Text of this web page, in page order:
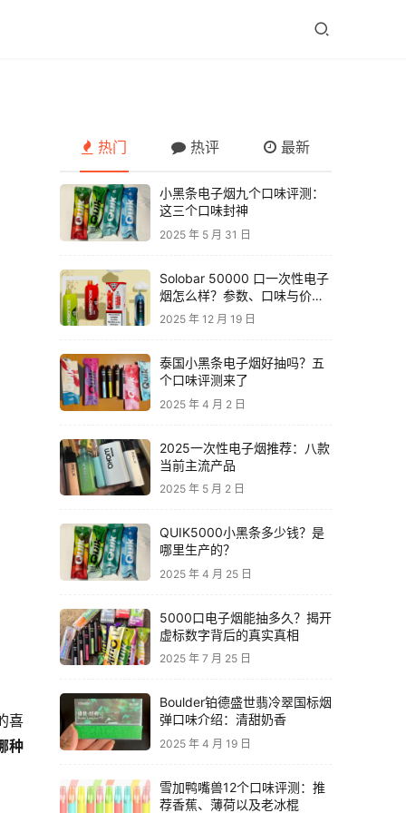
喜
种
热门 热评 最新
小黑条电子烟九个口味评测：
这三个口味封神
2025 年 5 月 31 日
Solobar 50000 口一次性电子
烟怎么样？参数、口味与价格
解析
2025 年 12 月 19 日
泰国小黑条电子烟好抽吗？五
个口味评测来了
2025 年 4 月 2 日
2025一次性电子烟推荐：八款
当前主流产品
2025 年 5 月 2 日
QUIK5000小黑条多少钱？是
哪里生产的？
2025 年 4 月 25 日
5000口电子烟能抽多久？揭开
虚标数字背后的真实真相
2025 年 7 月 25 日
Boulder铂德盛世翡冷翠国标烟
弹口味介绍：清甜奶香
2025 年 4 月 19 日
雪加鸭嘴兽12个口味评测：推
荐香蕉、薄荷以及老冰棍